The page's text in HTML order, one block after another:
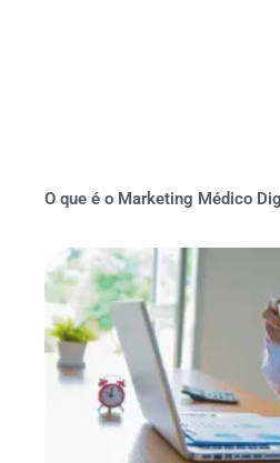
O que é o Marketing Médico